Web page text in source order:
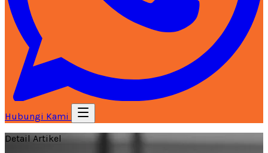
Hubungi Kami
Detail Artikel